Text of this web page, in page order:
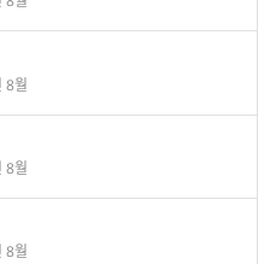
8월
8월
8월